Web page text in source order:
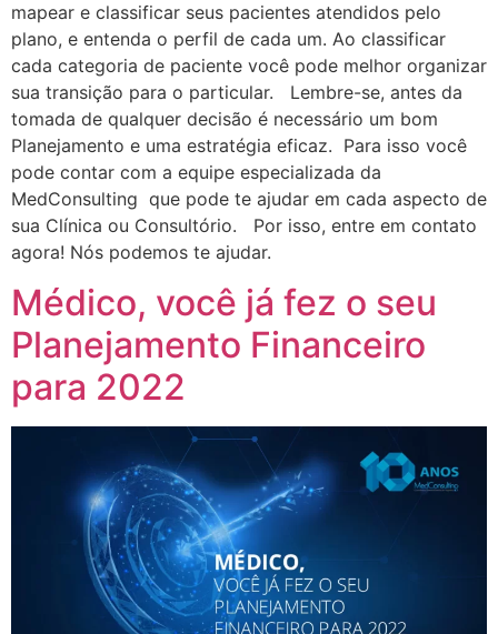
mapear e classificar seus pacientes atendidos pelo
plano, e entenda o perfil de cada um. Ao classificar
cada categoria de paciente você pode melhor organizar
sua transição para o particular. Lembre-se, antes da
tomada de qualquer decisão é necessário um bom
Planejamento e uma estratégia eficaz. Para isso você
pode contar com a equipe especializada da
MedConsulting que pode te ajudar em cada aspecto de
sua Clínica ou Consultório. Por isso, entre em contato
agora! Nós podemos te ajudar.
Médico, você já fez o seu
Planejamento Financeiro
para 2022